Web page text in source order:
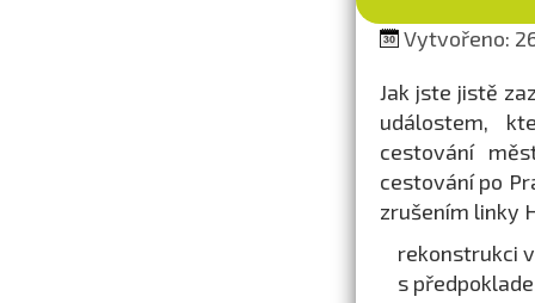
Vytvořeno:
Jak jste jistě
událostem,
cestování
cestování po
zrušením linky
rekonstrukci
s